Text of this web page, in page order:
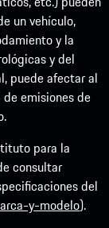
un vehículo,
y la
y del
puede afectar al
emisiones de
para la
consultar
del
y-modelo).